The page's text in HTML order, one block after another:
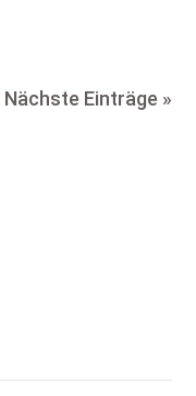
Nächste Einträge »